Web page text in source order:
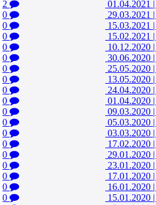
2
01.04.2021 |
0
29.03.2021 |
0
15.03.2021 |
0
15.02.2021 |
0
10.12.2020 |
0
30.06.2020 |
0
25.05.2020 |
0
13.05.2020 |
0
24.04.2020 |
0
01.04.2020 |
0
09.03.2020 |
0
05.03.2020 |
0
03.03.2020 |
0
17.02.2020 |
0
29.01.2020 |
0
23.01.2020 |
0
17.01.2020 |
0
16.01.2020 |
0
15.01.2020 |